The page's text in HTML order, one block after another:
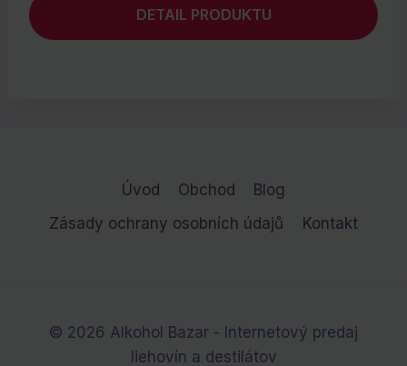
DETAIL PRODUKTU
Úvod Obchod
Blog
Zásady ochrany osobních údajů
Kontakt
© 2026 Alkohol Bazar - Internetový predaj
liehovín a destilátov